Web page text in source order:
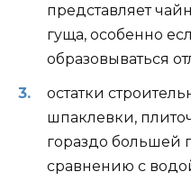
представляет
гуща, особенно
образовываться
остатки
шпаклевки,
гораздо большей
сравнению с